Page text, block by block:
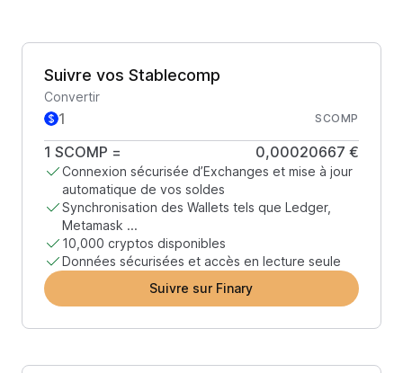
Suivre vos Stablecomp
Convertir
SCOMP
1 SCOMP = 0,00020667 €
Connexion sécurisée d’Exchanges et mise à jour
automatique de vos soldes
Synchronisation des Wallets tels que Ledger,
Metamask ...
10,000 cryptos disponibles
Données sécurisées et accès en lecture seule
Suivre sur Finary